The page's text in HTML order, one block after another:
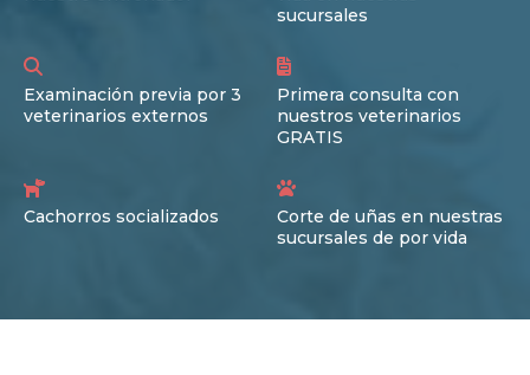
sucursales
Examinación previa por 3
veterinarios externos
Primera consulta con
nuestros veterinarios
GRATIS
Cachorros socializados
Corte de uñas en nuestras
sucursales de por vida